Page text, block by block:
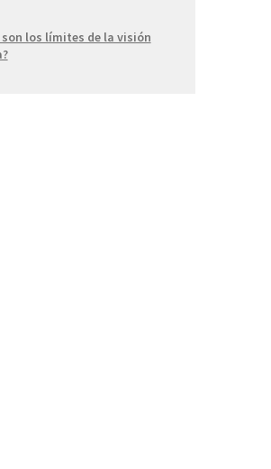
son los límites de la visión